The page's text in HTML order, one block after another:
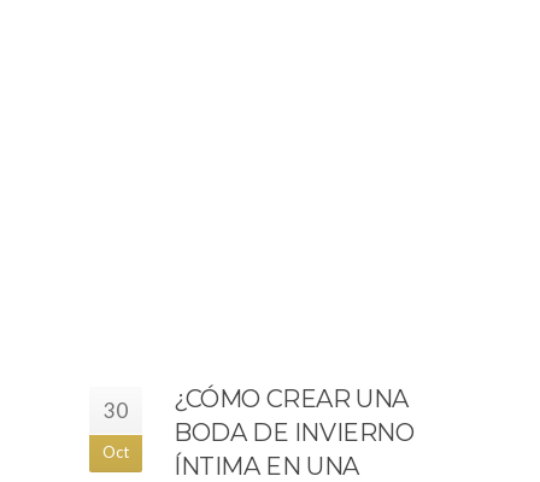
30
Oct
¿CÓMO CREAR UNA
BODA DE INVIERNO
ÍNTIMA EN UNA